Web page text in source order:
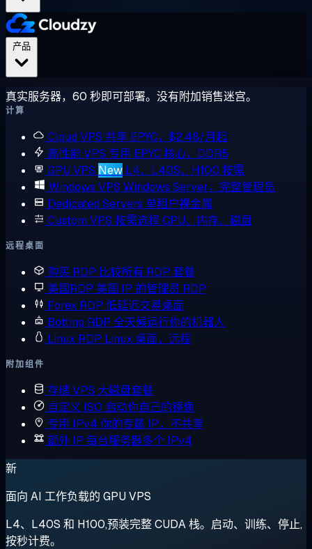
真实服务器，60 秒即可部署。没有附加销售迷宫。
计算
Cloud VPS 共享 EPYC，$2.48/月起
高性能 VPS 专用 EPYC 核心，DDR5
GPU VPS New L4、L40S、H100 按需
Windows VPS Windows Server，完整管理员
Dedicated Servers 单租户裸金属
Custom VPS 按需选择 CPU、内存、磁盘
远程桌面
购买 RDP 比较所有 RDP 套餐
美国RDP 美国 IP 的管理员 RDP
Forex RDP 低延迟交易桌面
Botting RDP 全天候运行你的机器人
Linux RDP Linux 桌面，远程
附加组件
存储 VPS 大磁盘套餐
自定义 ISO 启动你自己的镜像
专用 IPv4 你的专属 IP，不共享
额外 IP 每台服务器多个 IPv4
新
面向 AI 工作负载的 GPU VPS
L4、L40S 和 H100,预装完整 CUDA 栈。启动、训练、停止,
按秒计费。